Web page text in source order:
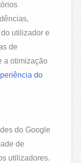
utilizador e
de
a otimização
do
do Google
de
utilizadores.